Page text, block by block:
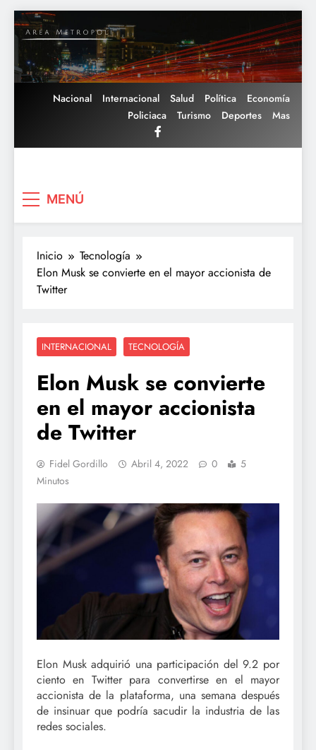
Saltar
al
contenido
Nacional Internacional Salud Política
Economía
Policiaca
Turismo Deportes Mas
MENÚ
Inicio
Tecnología
Elon Musk se convierte en el mayor accionista de
Twitter
INTERNACIONAL TECNOLOGÍA
Elon Musk se convierte
en el mayor accionista
de Twitter
Fidel Gordillo Abril 4, 2022 0
5
Minutos
Elon Musk adquirió una participación del 9.2 por
ciento en Twitter para convertirse en el mayor
accionista de la plataforma, una semana después
de insinuar que podría sacudir la industria de las
redes sociales.